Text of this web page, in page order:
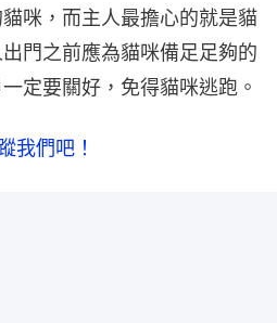
咪，而主人最擔心的就是貓
門之前應為貓咪備足足夠的
定要關好，免得貓咪逃跑。
我們吧！